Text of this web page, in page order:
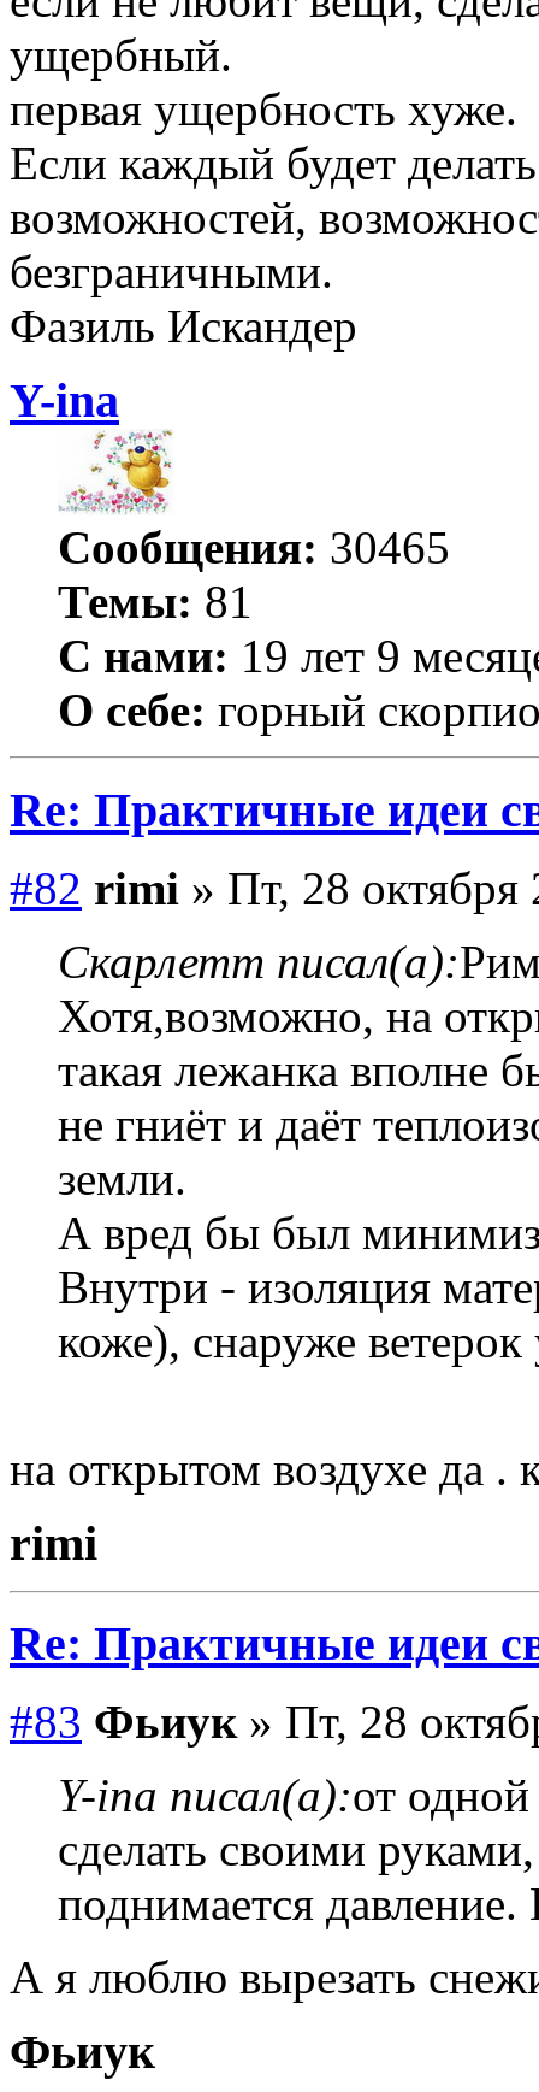
ущербный.
первая ущербность хуже.
Если каждый будет
возможностей,
безграничными.
Фазиль Искандер
Y-ina
Сообщения: 30465
Темы: 81
С нами: 19 лет 9
О себе: горный
Re: Практичные идеи
#82 rimi » Пт, 28 октября
Скарлетт писал(а):
Хотя,возможно, на
такая лежанка вполне
не гниёт и даёт
земли.
А вред бы был
Внутри - изоляция
коже), снаруже ветерок
на открытом воздухе да .
rimi
Re: Практичные идеи
#83 Фьиук» Пт, 28
Y-ina писал(а):от
сделать своими
поднимается
А я люблю вырезать
Фьиук